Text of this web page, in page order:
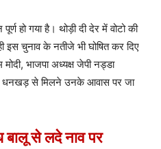
हो गया है। थोड़ी दी देर में वोटो की
इस चुनाव के नतीजे भी घोषित कर दिए
भाजपा अध्यक्ष जेपी नड्डा
धनखड़ से मिलने उनके आवास पर जा
से लदे नाव पर